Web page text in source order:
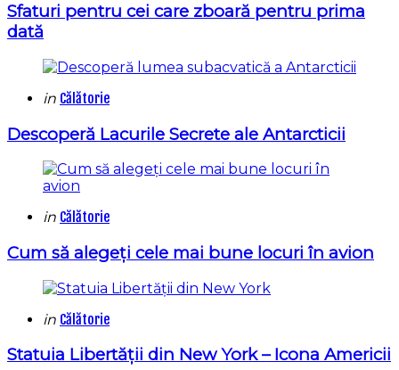
Sfaturi pentru cei care zboară pentru prima
dată
Categories
Posted
in Călătorie
Descoperă Lacurile Secrete ale Antarcticii
Categories
Posted
in Călătorie
Cum să alegeți cele mai bune locuri în avion
Categories
Posted
in Călătorie
Statuia Libertății din New York – Icona Americii